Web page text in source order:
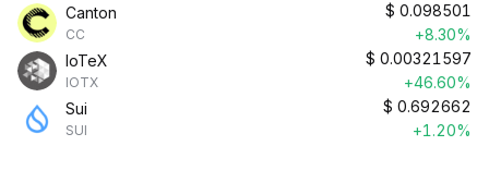
Canton
CC
$ 0.098501
+8.30%
IoTeX
IOTX
$ 0.00321597
+46.60%
Sui
SUI
$ 0.692662
+1.20%